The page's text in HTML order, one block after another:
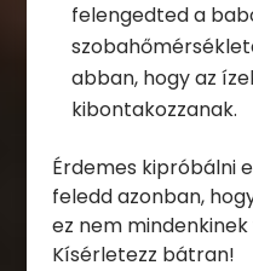
felengedted a
abban, hogy az
kibontakozzanak.
Érdemes kipróbálni
feledd azonban,
ez nem
Kísérletezz bátran!